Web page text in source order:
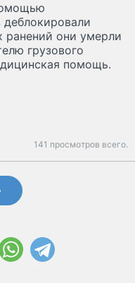
деблокировали
ранений они умерли
грузового
помощь.
141 просмотров всего.